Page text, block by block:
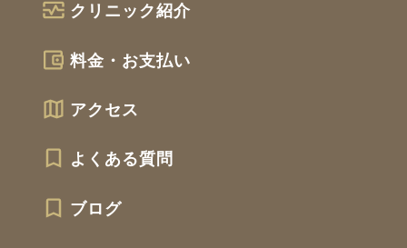
クリニック紹介
料金・お支払い
アクセス
よくある質問
ブログ